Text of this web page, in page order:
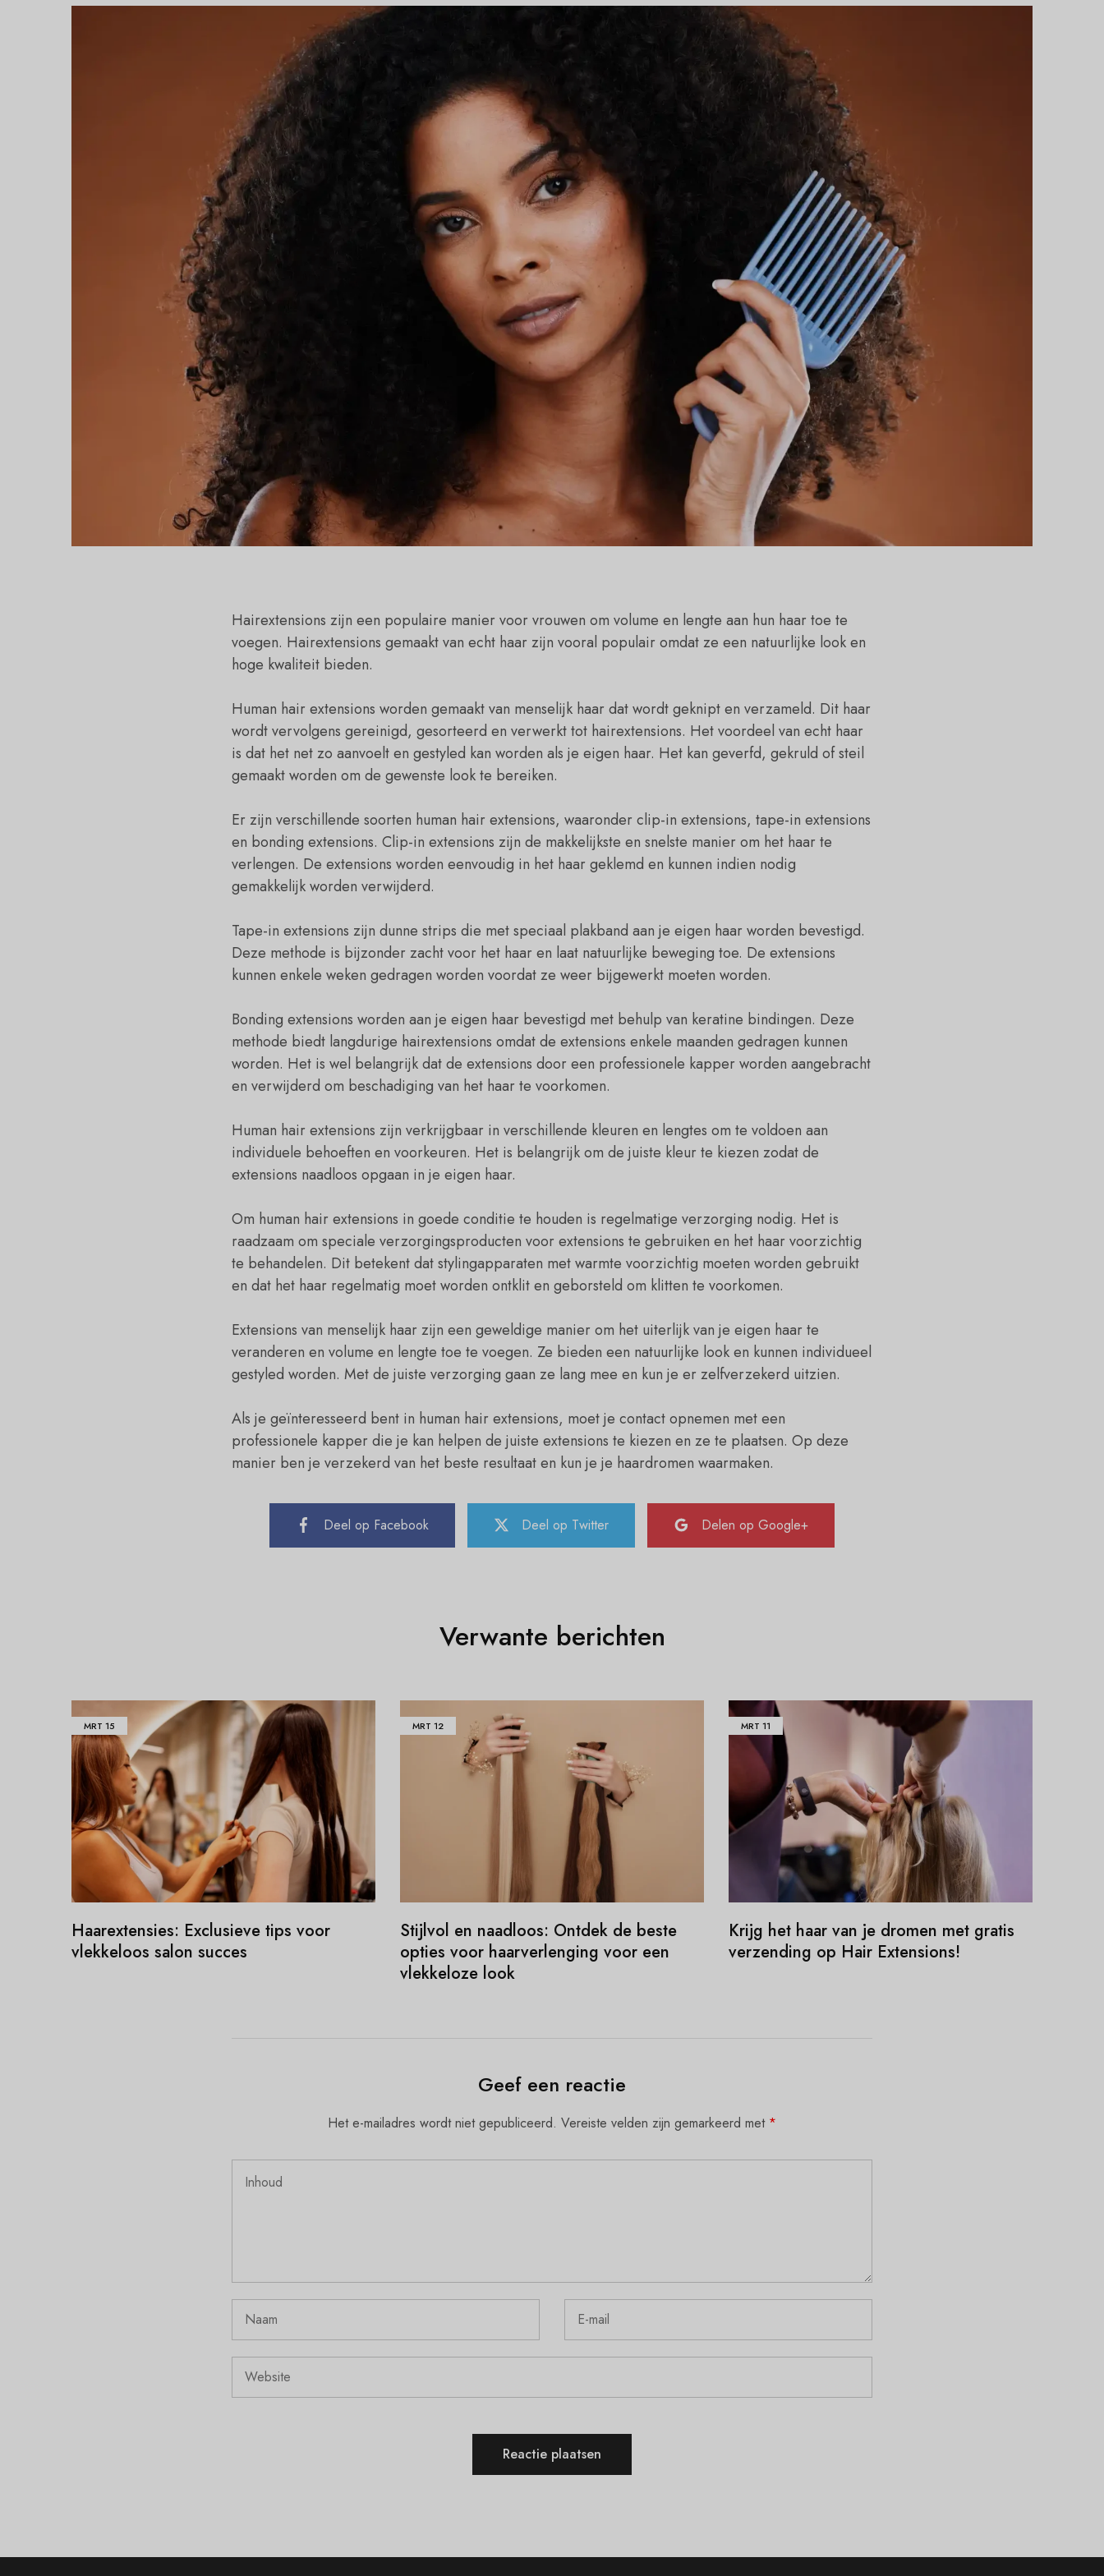
Hairextensions zijn een populaire manier voor vrouwen om volume en lengte aan hun haar toe te
voegen. Hairextensions gemaakt van echt haar zijn vooral populair omdat ze een natuurlijke look en
hoge kwaliteit bieden.
Human hair extensions worden gemaakt van menselijk haar dat wordt geknipt en verzameld. Dit haar
wordt vervolgens gereinigd, gesorteerd en verwerkt tot hairextensions. Het voordeel van echt haar
is dat het net zo aanvoelt en gestyled kan worden als je eigen haar. Het kan geverfd, gekruld of steil
gemaakt worden om de gewenste look te bereiken.
Er zijn verschillende soorten human hair extensions, waaronder clip-in extensions, tape-in extensions
en bonding extensions. Clip-in extensions zijn de makkelijkste en snelste manier om het haar te
verlengen. De extensions worden eenvoudig in het haar geklemd en kunnen indien nodig
gemakkelijk worden verwijderd.
Tape-in extensions zijn dunne strips die met speciaal plakband aan je eigen haar worden bevestigd.
Deze methode is bijzonder zacht voor het haar en laat natuurlijke beweging toe. De extensions
kunnen enkele weken gedragen worden voordat ze weer bijgewerkt moeten worden.
Bonding extensions worden aan je eigen haar bevestigd met behulp van keratine bindingen. Deze
methode biedt langdurige hairextensions omdat de extensions enkele maanden gedragen kunnen
worden. Het is wel belangrijk dat de extensions door een professionele kapper worden aangebracht
en verwijderd om beschadiging van het haar te voorkomen.
Human hair extensions zijn verkrijgbaar in verschillende kleuren en lengtes om te voldoen aan
individuele behoeften en voorkeuren. Het is belangrijk om de juiste kleur te kiezen zodat de
extensions naadloos opgaan in je eigen haar.
Om human hair extensions in goede conditie te houden is regelmatige verzorging nodig. Het is
raadzaam om speciale verzorgingsproducten voor extensions te gebruiken en het haar voorzichtig
te behandelen. Dit betekent dat stylingapparaten met warmte voorzichtig moeten worden gebruikt
en dat het haar regelmatig moet worden ontklit en geborsteld om klitten te voorkomen.
Extensions van menselijk haar zijn een geweldige manier om het uiterlijk van je eigen haar te
veranderen en volume en lengte toe te voegen. Ze bieden een natuurlijke look en kunnen individueel
gestyled worden. Met de juiste verzorging gaan ze lang mee en kun je er zelfverzekerd uitzien.
Als je geïnteresseerd bent in human hair extensions, moet je contact opnemen met een
professionele kapper die je kan helpen de juiste extensions te kiezen en ze te plaatsen. Op deze
manier ben je verzekerd van het beste resultaat en kun je je haardromen waarmaken.
Deel op Facebook Deel op Twitter Delen op Google+
Verwante berichten
MRT 15
Haarextensies: Exclusieve tips voor
vlekkeloos salon succes
MRT 12
Stijlvol en naadloos: Ontdek de beste
opties voor haarverlenging voor een
vlekkeloze look
MRT 11
Krijg het haar van je dromen met gratis
verzending op Hair Extensions!
Geef een reactie
Het e-mailadres wordt niet gepubliceerd. Vereiste velden zijn gemarkeerd met *